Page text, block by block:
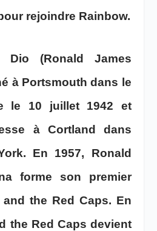
rejoindre Rainbow.
Dio (Ronald James
à Portsmouth dans le
le 10 juillet 1942 et
à Cortland dans
En 1957, Ronald
forme son premier
the Red Caps. En
the Red Caps devient